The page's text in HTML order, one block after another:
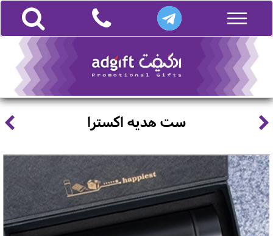
ست هدیه اکسترا